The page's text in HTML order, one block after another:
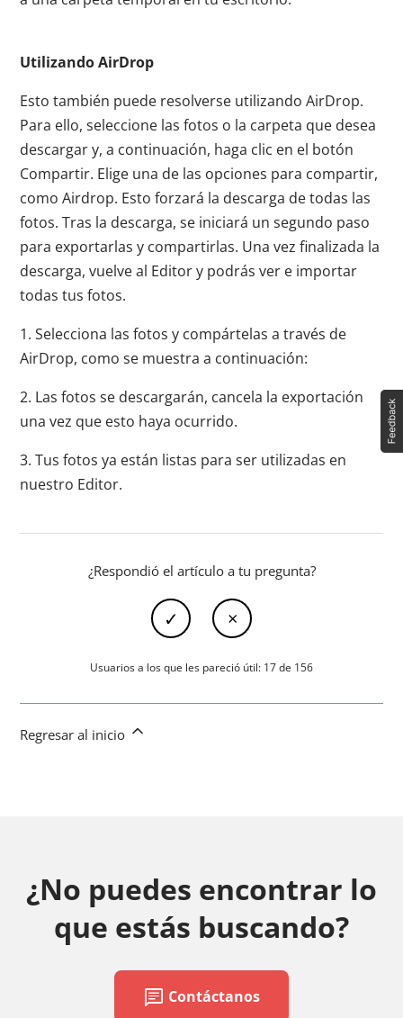
Utilizando AirDrop
Esto también puede resolverse utilizando AirDrop.
Para ello, seleccione las fotos o la carpeta que desea
descargar y, a continuación, haga clic en el botón
Compartir. Elige una de las opciones para compartir,
como Airdrop. Esto forzará la descarga de todas las
fotos. Tras la descarga, se iniciará un segundo paso
para exportarlas y compartirlas. Una vez finalizada la
descarga, vuelve al Editor y podrás ver e importar
todas tus fotos.
1. Selecciona las fotos y compártelas a través de
AirDrop, como se muestra a continuación:
2. Las fotos se descargarán, cancela la exportación
una vez que esto haya ocurrido.
3. Tus fotos ya están listas para ser utilizadas en
nuestro Editor.
¿Respondió el artículo a tu pregunta?
Usuarios a los que les pareció útil: 17 de 156
Regresar al inicio
¿No puedes encontrar lo
que estás buscando?
chat Contáctanos